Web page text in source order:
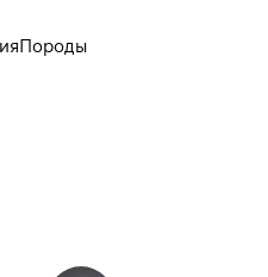
Породы